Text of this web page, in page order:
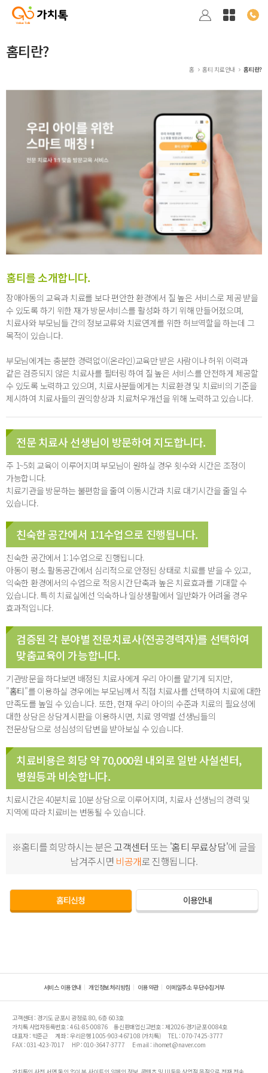
홈티란?
홈 홈티 치료안내 홈티란?
홈티를 소개합니다.
장애아동의 교육과 치료를 보다 편안한 환경에서 질 높은 서비스로 제공 받을
수 있도록 하기 위한 재가 방문서비스를 활성화 하기 위해 만들어졌으며,
치료사와 부모님들 간의 정보교류와 치료연계를 위한 허브역할을 하는데 그
목적이 있습니다.
부모님에게는 충분한 경력없이(온라인)교육만 받은 사람이나 허위 이력과
같은 검증되지 않은 치료사를 필터링 하여 질 높은 서비스를 안전하게 제공할
수 있도록 노력하고 있으며, 치료사분들에게는 치료환경 및 치료비의 기준을
제시하여 치료사들의 권익향상과 치료처우개선을 위해 노력하고 있습니다.
전문 치료사 선생님이 방문하여 지도합니다.
주 1~5회 교육이 이루어지며 부모님이 원하실 경우 횟수와 시간은 조정이
가능합니다.
치료기관을 방문하는 불편함을 줄여 이동시간과 치료 대기시간을 줄일 수
있습니다.
친숙한 공간에서 1:1수업으로 진행됩니다.
친숙한 공간에서 1:1수업으로 진행됩니다.
아동이 평소 활동공간에서 심리적으로 안정된 상태로 치료를 받을 수 있고,
익숙한 환경에서의 수업으로 적응시간 단축과 높은 치료효과를 기대할 수
있습니다. 특히 치료실에선 익숙하나 일상생활에서 일반화가 어려울 경우
효과적입니다.
검증된 각 분야별 전문치료사(전공경력자)를 선택하여
맞춤교육이 가능합니다.
기관방문을 하다보면 배정된 치료사에게 우리 아이를 맡기게 되지만,
"홈티"를 이용하실 경우에는 부모님께서 직접 치료사를 선택하여 치료에 대한
만족도를 높일 수 있습니다. 또한, 현재 우리 아이의 수준과 치료의 필요성에
대한 상담은 상담게시판을 이용하시면, 치료 영역별 선생님들의
전문상담으로 성심성의 답변을 받아보실 수 있습니다.
치료비용은 회당 약 70,000원 내외로 일반 사설센터,
병원등과 비슷합니다.
치료시간은 40분치료 10분 상담으로 이루어지며, 치료사 선생님의 경력 및
지역에 따라 치료비는 변동될 수 있습니다.
※홈티를 희망하시는 분은고객센터 또는 '홈티 무료상담'에 글을
남겨주시면 비공개로 진행됩니다.
홈티신청 이용안내
서비스 이용안내 개인정보처리방침 이용약관 이메일주소 무단수집거부
고객센터 : 경기도 군포시 광정로 80, 6층 603호
가치톡 사업자등록번호 : 461-85-00876
통신판매업신고번호 : 제2026-경기군포-0084호
대표자 : 박준근
계좌 : 우리은행 1005-903-467108 (가치톡)
TEL : 070-7425-3777
FAX : 031-423-7017
HP : 010-3647-3777 E-mail : ihomet@naver.com